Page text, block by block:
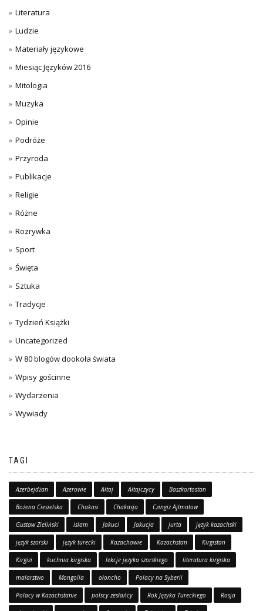
Literatura
Ludzie
Materiały językowe
Miesiąc Języków 2016
Mitologia
Muzyka
Opinie
Podróże
Przyroda
Publikacje
Religie
Różne
Rozrywka
Sport
Święta
Sztuka
Tradycje
Tydzień Książki
Uncategorized
W 80 blogów dookoła świata
Wpisy gościnne
Wydarzenia
Wywiady
TAGI
Azerbejdżan Azerowie Ałtaj Ałtajczycy Baszkortostan
Bożena Ciesielska Chakasi Chakasja Czingiz Ajtmatow
Gustaw Zieliński islam Jakuci Jakucja jurta język kazachski
język szorski język turecki Kazachowie Kazachstan Kirgistan
Kirgizi kuchnia kirgiska lekcje języka szorskiego literatura kirgiska
malarstwo Mongolia ołoncho Polacy na Syberii
Polacy w Kazachstanie polscy zesłańcy Rok Języka Tureckiego Rosja